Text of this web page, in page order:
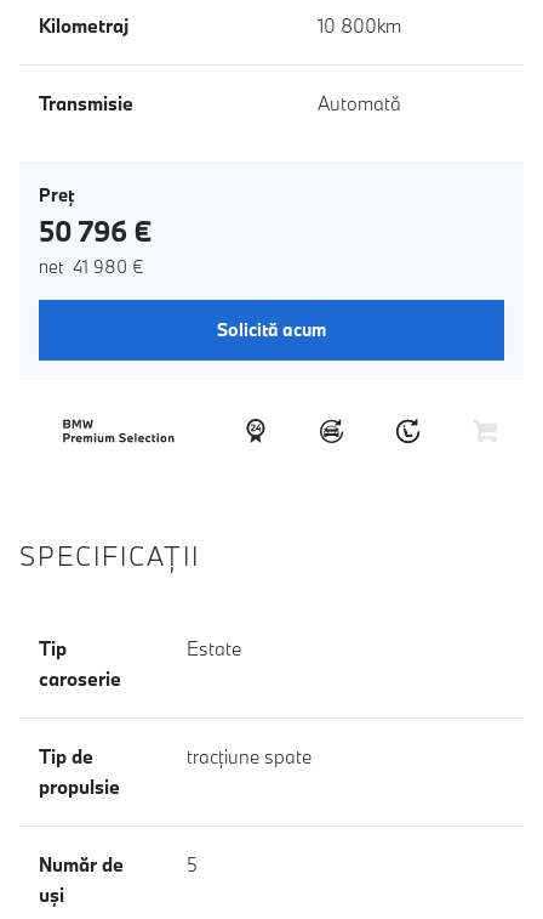
Kilometraj 10 800km
Transmisie Automată
Preţ
50 796 €
net 41 980 €
Solicită acum
SPECIFICAŢII
Tip
caroserie
Estate
Tip de
propulsie
tracţiune spate
Număr de
uşi
5